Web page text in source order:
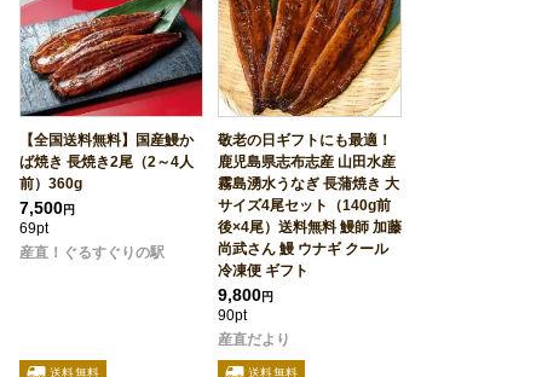
【全国送料無料】国産鰻か
ば焼き 長焼き2尾（2～4人
前）360g
7,500円
69pt
産直！ぐるすぐりの駅
敬老の日ギフトにも最適！
鹿児島県志布志産 山田水産
霧島湧水うなぎ 長蒲焼き 大
サイズ4尾セット（140g前
後×4尾）送料無料 鰻師 加藤
尚武さん 鰻 ウナギ クール
冷凍便 ギフト
9,800円
90pt
産直だより